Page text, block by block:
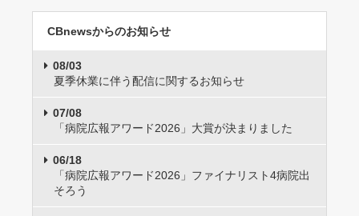
CBnewsからのお知らせ
08/03
夏季休業に伴う配信に関するお知らせ
07/08
「病院広報アワード2026」大賞が決まりました
06/18
「病院広報アワード2026」ファイナリスト4病院出
そろう